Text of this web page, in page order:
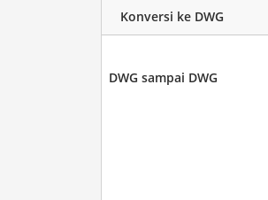
Konversi ke DWG
DWG sampai DWG